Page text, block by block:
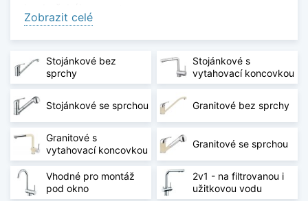
Zobrazit celé
ramínka, typ ovládání a kompatibilitu s
kuchyňským dřezem.
Funkčnost pro každodenní používání
Kvalitní dřezová baterie musí zvládnout
každodenní zátěž při mytí nádobí, oplachování
potravin i napouštění vody. Důležitá je plynulá
regulace vody a spolehlivý chod.
Stojánkové bez
sprchy
Stojánkové s
vytahovací koncovkou
Stojánkové se sprchou Granitové bez sprchy
Granitové s
vytahovací koncovkou
Granitové se sprchou
Vhodné pro montáž
pod okno
2v1 - na filtrovanou i
užitkovou vodu